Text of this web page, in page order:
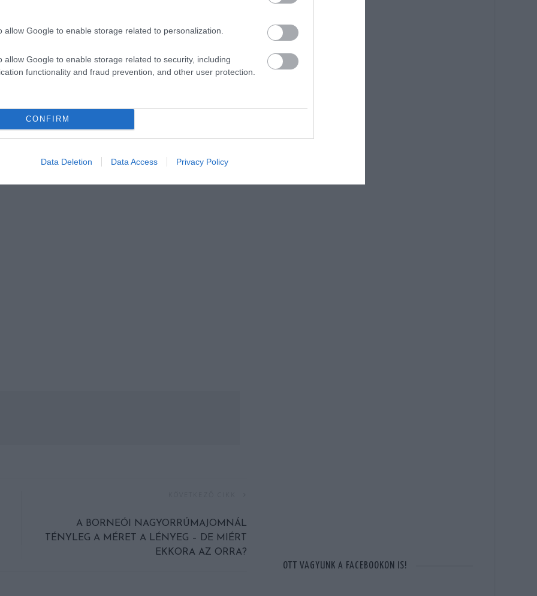
allow Google to enable storage related to personalization.
allow Google to enable storage related to security, including
functionality and fraud prevention, and other user protection.
CONFIRM
Data Deletion Data Access Privacy Policy
A BORNEÓI NAGYORRÚMAJOMNÁL
TÉNYLEG A MÉRET A LÉNYEG – DE MIÉRT
EKKORA AZ ORRA?
OTT VAGYUNK A FACEBOOKON IS!